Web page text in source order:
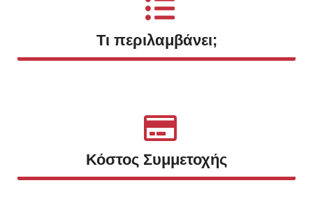
Τι περιλαμβάνει;
Κόστος Συμμετοχής